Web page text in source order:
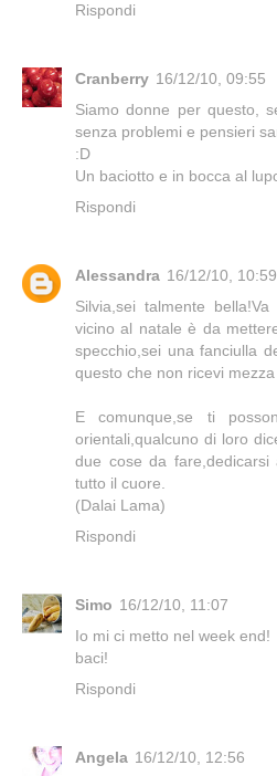
Rispondi
Cranberry 16/12/10, 09:55
Siamo donne per questo,
senza problemi e pensieri
:D
Un baciotto e in bocca al
Rispondi
Alessandra 16/12/10, 10:59
Silvia,sei talmente
vicino al natale è da
specchio,sei una fanciulla
questo che non ricevi
E comunque,se ti
orientali,qualcuno di loro
due cose da
tutto il cuore.
(Dalai Lama)
Rispondi
Simo 16/12/10, 11:07
Io mi ci metto nel week end!
baci!
Rispondi
Angela 16/12/10, 12:56